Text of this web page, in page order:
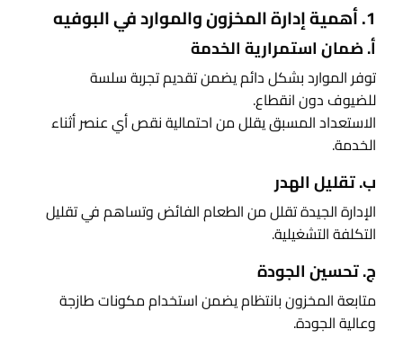
1. أهمية إدارة المخزون والموارد في البوفيه
أ. ضمان استمرارية الخدمة
توفر الموارد بشكل دائم يضمن تقديم تجربة سلسة
للضيوف دون انقطاع.
الاستعداد المسبق يقلل من احتمالية نقص أي عنصر أثناء
الخدمة.
ب. تقليل الهدر
الإدارة الجيدة تقلل من الطعام الفائض وتساهم في تقليل
التكلفة التشغيلية.
ج. تحسين الجودة
متابعة المخزون بانتظام يضمن استخدام مكونات طازجة
وعالية الجودة.